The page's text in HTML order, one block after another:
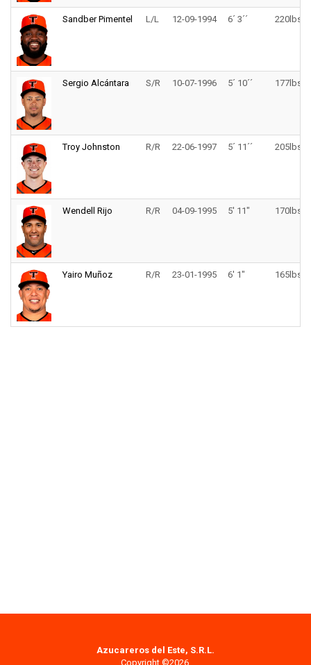
Sandber Pimentel L/L 12-09-1994 6´ 3´´ 220lbs.
Sergio Alcántara S/R 10-07-1996 5´ 10´´ 177lbs.
Troy Johnston R/R 22-06-1997 5´ 11´´ 205lbs.
Wendell Rijo R/R 04-09-1995 5' 11" 170lbs.
Yairo Muñoz R/R 23-01-1995 6' 1" 165lbs.
Azucareros del Este, S.R.L.
Copyright ©2026.